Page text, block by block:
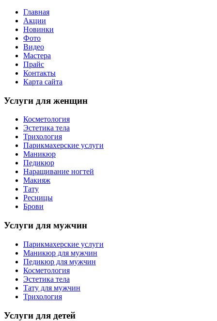
Главная
Акции
Новинки
Фото
Видео
Мастера
Прайс
Контакты
Карта сайта
Услуги для женщин
Косметология
Эстетика тела
Трихология
Парикмахерские услуги
Маникюр
Педикюр
Наращивание ногтей
Макияж
Тату
Ресницы
Брови
Услуги для мужчин
Парикмахерские услуги
Маникюр для мужчин
Педикюр для мужчин
Косметология
Эстетика тела
Тату для мужчин
Трихология
Услуги для детей